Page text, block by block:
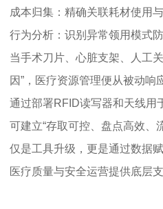
成本归集：精确关联耗材使用
行为分析：识别异常领用模式
当手术刀片、心脏支架、人工
因”，医疗资源管理便从被动响
通过部署RFID读写器和天线用
可建立“存取可控、盘点高效、
仅是工具升级，更是通过数据
医疗质量与安全运营提供底层支